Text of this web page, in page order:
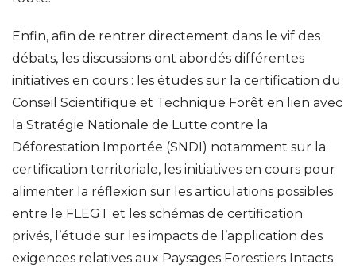
Enfin, afin de rentrer directement dans le vif des
débats, les discussions ont abordés différentes
initiatives en cours : les études sur la certification du
Conseil Scientifique et Technique Forêt en lien avec
la Stratégie Nationale de Lutte contre la
Déforestation Importée (SNDI) notamment sur la
certification territoriale, les initiatives en cours pour
alimenter la réflexion sur les articulations possibles
entre le FLEGT et les schémas de certification
privés, l’étude sur les impacts de l’application des
exigences relatives aux Paysages Forestiers Intacts